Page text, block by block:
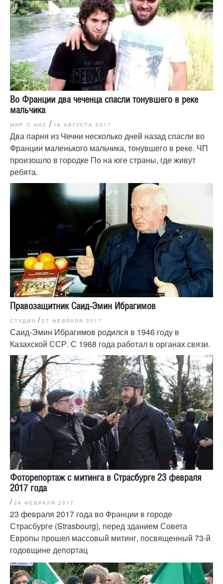
Во Франции два чеченца спасли тонувшего в реке
мальчика
МИР О НАС / 16 АВГУСТА 2017
Два парня из Чечни несколько дней назад спасли во
Франции маленького мальчика, тонувшего в реке. ЧП
произошло в городке По на юге страны, где живут
ребята.
Правозащитник Саид-Эмин Ибрагимов
СТУДИЯ / 27 ФЕВРАЛЯ 2017
Саид-Эмин Ибрагимов родился в 1946 году в
Казахской ССР. С 1968 года работал в органах связи.
Фоторепортаж с митинга в Страсбурге 23 февраля
2017 года
/ 24 ФЕВРАЛЯ 2017
23 февраля 2017 года во Франции в городе
Страсбурге (Strasbourg), перед зданием Совета
Европы прошел массовый митинг, посвященный 73-й
годовщине депортац